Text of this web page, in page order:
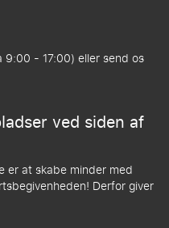
- 17:00) eller send os
ved siden af
er at skabe minder med
Derfor giver